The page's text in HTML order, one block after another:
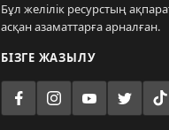
Бұл желілік ресурстың
асқан азаматтарға арналған.
БІЗГЕ ЖАЗЫЛУ